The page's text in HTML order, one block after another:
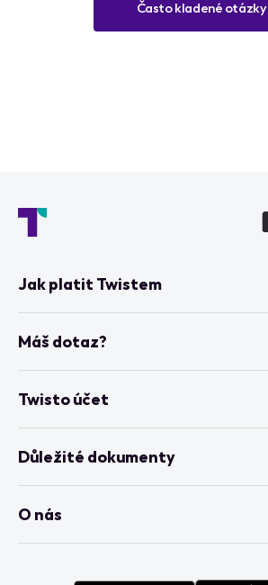
Často kladené otázky
Jak platit Twistem
Máš dotaz?
Twisto účet
Důležité dokumenty
O nás